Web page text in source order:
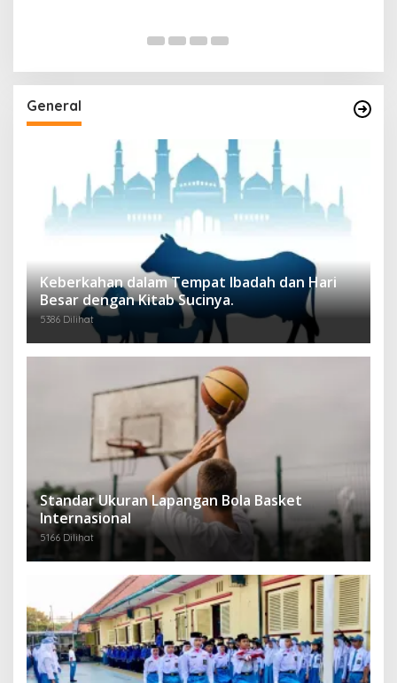
General
Keberkahan dalam Tempat Ibadah dan Hari
Besar dengan Kitab Sucinya.
5386 Dilihat
Standar Ukuran Lapangan Bola Basket
Internasional
5166 Dilihat